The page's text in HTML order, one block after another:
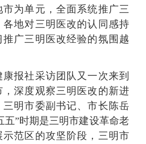
为单元，全面系统推广三
各地对三明医改的认同感持
广三明医改经验的氛围越
社采访团队又一次来到
，深度观察三明医改的新进
三明市委副书记、市长陈岳
五”时期是三明市建设革命老
示范区的攻坚阶段，三明市